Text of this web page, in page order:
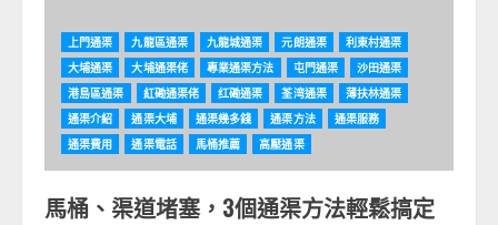
上門通渠 九龍區通渠 九龍城通渠 元朗通渠
利東村通渠
大埔通渠
大埔通渠佬 專業通渠方法 屯門通渠
沙田通渠
港島區通渠
紅磡通渠佬 红磡通渠 荃湾通渠
薄扶林通渠
通渠介紹
通渠大埔 通渠幾多錢 通渠方法
通渠服務
通渠費用
通渠電話 馬桶推薦 高壓通渠
馬桶、渠道堵塞，3個通渠方法輕鬆搞定